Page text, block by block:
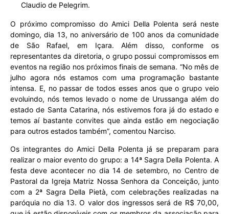
Claudio de Pelegrim.
O próximo compromisso do Amici Della Polenta será neste
domingo, dia 13, no aniversário de 100 anos da comunidade
de São Rafael, em Içara. Além disso, conforme os
representantes da diretoria, o grupo possui compromissos em
eventos na região nos próximos finais de semana. “No mês de
julho agora nós estamos com uma programação bastante
intensa. E, no passar de todos esses anos que o grupo veio
evoluindo, nós temos levado o nome de Urussanga além do
estado de Santa Catarina, nós estivemos fora já do estado e
temos aí bastante convites que ainda estão em negociação
para outros estados também”, comentou Narciso.
Os integrantes do Amici Della Polenta já se preparam para
realizar o maior evento do grupo: a 14ª Sagra Della Polenta. A
festa deve acontecer no dia 14 de setembro, no Centro de
Pastoral da Igreja Matriz Nossa Senhora da Conceição, junto
com a 2ª Sagra Della Pietà, com celebrações realizadas na
paróquia no dia 13. O valor dos ingressos será de R$ 70,00,